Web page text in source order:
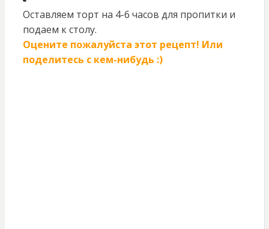
Оставляем торт на 4-6 часов для пропитки и
подаем к столу.
Оцените пожалуйста этот рецепт! Или
поделитесь с кем-нибудь :)